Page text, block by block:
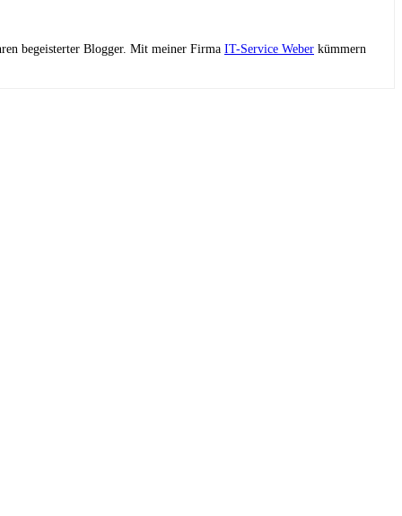
begeisterter Blogger. Mit meiner Firma IT-Service Weber kümmern